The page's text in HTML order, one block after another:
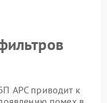
APC приводит к